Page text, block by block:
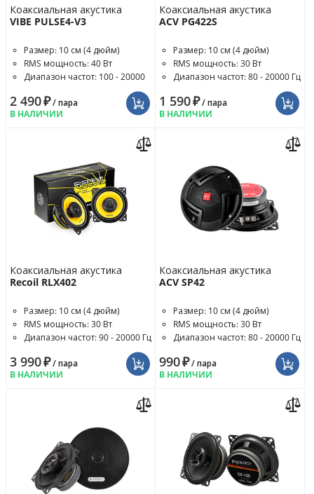
Коаксиальная акустика
VIBE PULSE4-V3
Размер: 10 см (4 дюйм)
RMS мощность: 40 Вт
Диапазон частот: 100 - 20000
2 490₽/ пара
В НАЛИЧИИ
Коаксиальная акустика
ACV PG422S
Размер: 10 см (4 дюйм)
RMS мощность: 30 Вт
Диапазон частот: 80 - 20000 Гц
1 590₽/ пара
В НАЛИЧИИ
Коаксиальная акустика
Recoil RLX402
Размер: 10 см (4 дюйм)
RMS мощность: 30 Вт
Диапазон частот: 90 - 20000 Гц
3 990₽/ пара
В НАЛИЧИИ
Коаксиальная акустика
ACV SP42
Размер: 10 см (4 дюйм)
RMS мощность: 30 Вт
Диапазон частот: 80 - 20000 Гц
990₽/ пара
В НАЛИЧИИ